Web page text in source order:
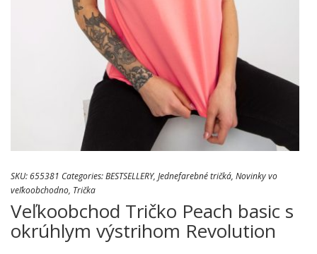
SKU:655381 Categories:BESTSELLERY, Jednefarebné tričká, Novinky vo
veľkoobchodno, Trička
Veľkoobchod Tričko Peach basic s
okrúhlym výstrihom Revolution